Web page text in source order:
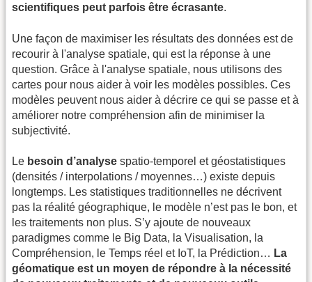
scientifiques peut parfois être écrasante.
Une façon de maximiser les résultats des données est de
recourir à l'analyse spatiale, qui est la réponse à une
question. Grâce à l'analyse spatiale, nous utilisons des
cartes pour nous aider à voir les modèles possibles. Ces
modèles peuvent nous aider à décrire ce qui se passe et à
améliorer notre compréhension afin de minimiser la
subjectivité.
Le besoin d’analyse spatio-temporel et géostatistiques
(densités / interpolations / moyennes…) existe depuis
longtemps. Les statistiques traditionnelles ne décrivent
pas la réalité géographique, le modèle n’est pas le bon, et
les traitements non plus. S’y ajoute de nouveaux
paradigmes comme le Big Data, la Visualisation, la
Compréhension, le Temps réel et IoT, la Prédiction… La
géomatique est un moyen de répondre à la nécessité